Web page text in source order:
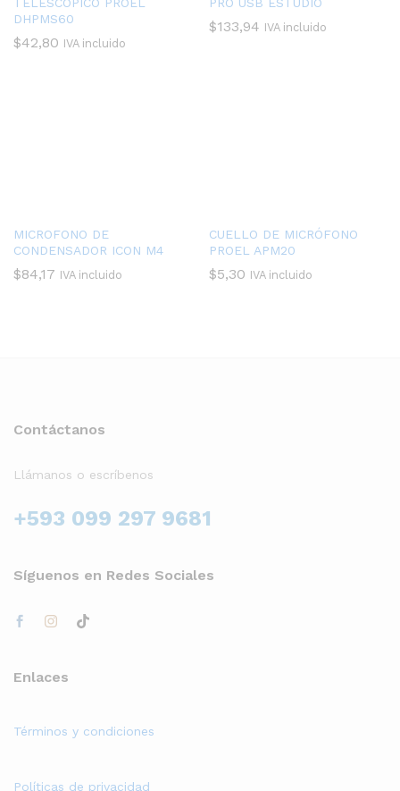
DHPMS60
$42,80 IVA incluido
$133,94 IVA incluido
MICROFONO DE
CONDENSADOR ICON M4
$84,17 IVA incluido
CUELLO DE MICRÓFONO
PROEL APM20
$5,30 IVA incluido
Contáctanos
Llámanos o escríbenos
+593 099 297 9681
Síguenos en Redes Sociales
Enlaces
Términos y condiciones
Políticas de privacidad